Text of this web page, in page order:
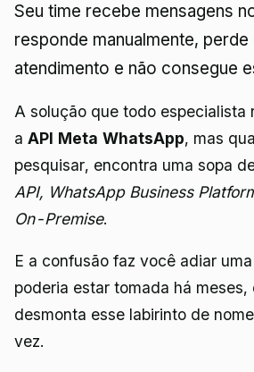
Seu time recebe mensagens
responde manualmente,
atendimento e não consegue
A solução que todo especialista
a API Meta WhatsApp, mas
pesquisar, encontra uma sopa
API, WhatsApp Business
On-Premise.
E a confusão faz você adiar
poderia estar tomada há meses,
desmonta esse labirinto de
vez.